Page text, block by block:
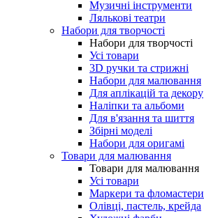
Музичні інструменти
Лялькові театри
Набори для творчості
Набори для творчості
Усі товари
3D ручки та стрижні
Набори для малювання
Для аплікацій та декору
Наліпки та альбоми
Для в'язання та шиття
Збірні моделі
Набори для оригамі
Товари для малювання
Товари для малювання
Усі товари
Маркери та фломастери
Олівці, пастель, крейда